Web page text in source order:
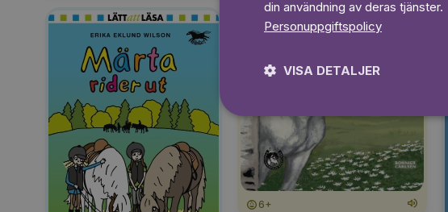
6+
din användning av deras tjänster.
Personuppgiftspolicy
VISA DETALJER